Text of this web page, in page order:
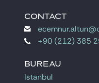
CONTACT
+90 (212) 385
BUREAU
Istanbul
CONTACT
+90 (212) 385
BUREAU
Istanbul